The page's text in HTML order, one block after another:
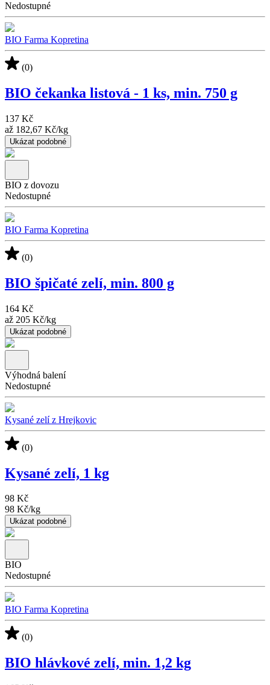
Nedostupné
BIO Farma Kopretina
(0)
BIO čekanka listová - 1 ks, min. 750 g
137 Kč
až 182,67 Kč/kg
Ukázat podobné
BIO z dovozu
Nedostupné
BIO Farma Kopretina
(0)
BIO špičaté zelí, min. 800 g
164 Kč
až 205 Kč/kg
Ukázat podobné
Výhodná balení
Nedostupné
Kysané zelí z Hrejkovic
(0)
Kysané zelí, 1 kg
98 Kč
98 Kč/kg
Ukázat podobné
BIO
Nedostupné
BIO Farma Kopretina
(0)
BIO hlávkové zelí, min. 1,2 kg